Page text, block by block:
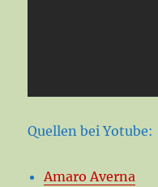
Quellen bei Yotube:
Amaro Averna